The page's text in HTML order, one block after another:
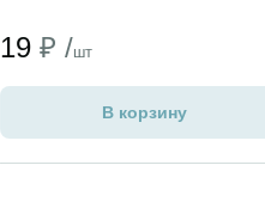
19 ₽ /шт
В корзину